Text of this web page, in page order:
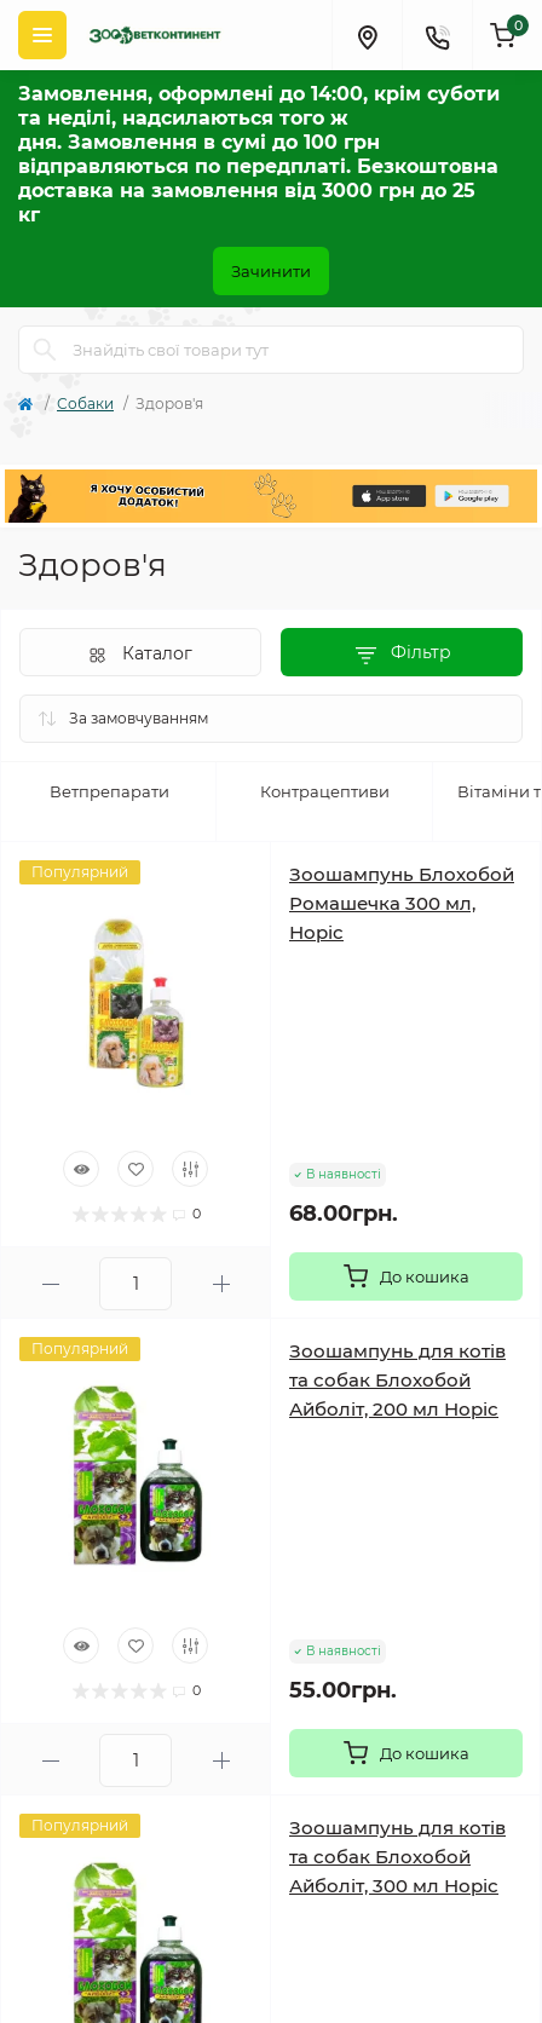
Замовлення, оформлені до 14:00, крім суботи
та неділі, надсилаються того ж
дня. Замовлення в сумі до 100 грн
відправляються по передплаті. Безкоштовна
доставка на замовлення від 3000 грн до 25
кг
Зачинити
0
Собаки Здоров'я
Здоров'я
Фільтр
Каталог
Ветпрепарати Контрацептиви Вітаміни
Популярний
0
Зоошампунь Блохобой
Ромашечка 300 мл,
Норіс
В наявності
68.00грн.
До кошика
Популярний
0
Зоошампунь для котів
та собак Блохобой
Айболіт, 200 мл Норіс
В наявності
55.00грн.
До кошика
Популярний
Зоошампунь для котів
та собак Блохобой
Айболіт, 300 мл Норіс